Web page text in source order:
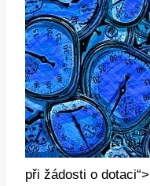
při žádosti o dotaci“>